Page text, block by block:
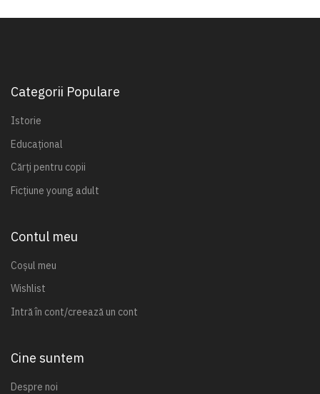
Categorii Populare
Istorie
Educațional
Cărți pentru copii
Ficțiune young adult
Contul meu
Coșul meu
Wishlist
Intră în cont/creează un cont
Cine suntem
Despre noi